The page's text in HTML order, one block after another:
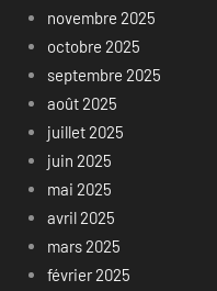
novembre 2025
octobre 2025
septembre 2025
août 2025
juillet 2025
juin 2025
mai 2025
avril 2025
mars 2025
février 2025